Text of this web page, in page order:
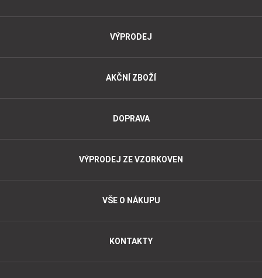
VÝPRODEJ
AKČNÍ ZBOŽÍ
DOPRAVA
VÝPRODEJ ZE VZORKOVEN
VŠE O NÁKUPU
KONTAKTY